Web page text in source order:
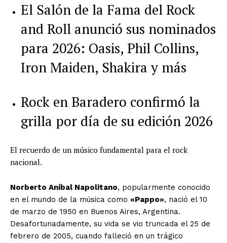
El Salón de la Fama del Rock
and Roll anunció sus nominados
para 2026: Oasis, Phil Collins,
Iron Maiden, Shakira y más
Rock en Baradero confirmó la
grilla por día de su edición 2026
El recuerdo de un músico fundamental para el rock
nacional.
Norberto Aníbal Napolitano, popularmente conocido
en el mundo de la música como «Pappo», nació el 10
de marzo de 1950 en Buenos Aires, Argentina.
Desafortunadamente, su vida se vio truncada el 25 de
febrero de 2005, cuando falleció en un trágico